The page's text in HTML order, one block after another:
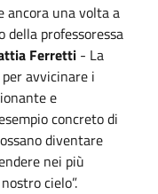
ancora una volta a
della professoressa
Ferretti - La
per avvicinare i
e
concreto di
diventare
nei più
cielo”.